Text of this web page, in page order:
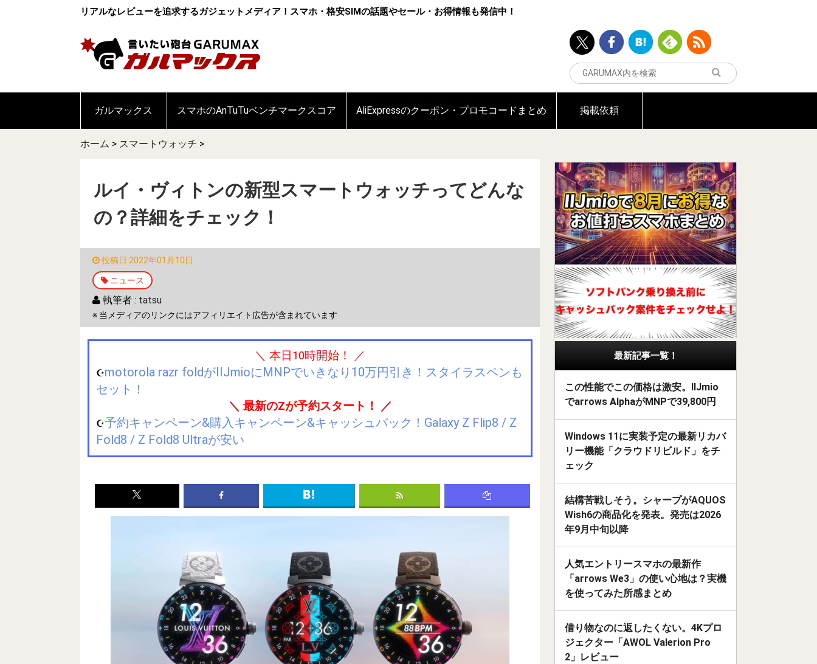
リアルなレビューを追求するガジェットメディア！スマホ・格安SIMの話題やセール・お得情報も発信中！
ガルマックス スマホのAnTuTuベンチマークスコア AliExpressのクーポン・プロモコードまとめ 掲載依頼
ホーム > スマートウォッチ >
ルイ・ヴィトンの新型スマートウォッチってどんな
の？詳細をチェック！
投稿日:2022年01月10日
ニュース
執筆者 : tatsu
※ 当メディアのリンクにはアフィリエイト広告が含まれています
＼ 本日10時開始！ ／
☪️motorola razr foldがIIJmioにMNPでいきなり10万円引き！スタイラスペンも
セット！
＼ 最新のZが予約スタート！ ／
☪️予約キャンペーン&購入キャンペーン&キャッシュバック！Galaxy Z Flip8 / Z
Fold8 / Z Fold8 Ultraが安い
最新記事一覧！
この性能でこの価格は激安。IIJmio
でarrows AlphaがMNPで39,800円
Windows 11に実装予定の最新リカバ
リー機能「クラウドリビルド」をチ
ェック
結構苦戦しそう。シャープがAQUOS
Wish6の商品化を発表。発売は2026
年9月中旬以降
人気エントリースマホの最新作
「arrows We3」の使い心地は？実機
を使ってみた所感まとめ
借り物なのに返したくない。4Kプロ
ジェクター「AWOL Valerion Pro
2」レビュー